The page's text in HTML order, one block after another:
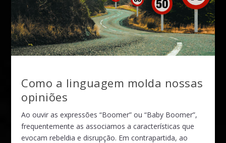
Como a linguagem molda nossas
opiniões
Ao ouvir as expressões “Boomer” ou “Baby Boomer”,
frequentemente as associamos a características que
evocam rebeldia e disrupção. Em contrapartida, ao